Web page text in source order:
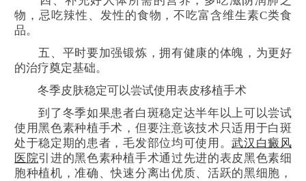
物，忌吃辣性、发性的食物，不吃富含维生素C类食
品。
五、平时要加强锻炼，拥有健康的体魄，为更好
的治疗奠定基础。
冬季皮肤稳定可以尝试使用表皮移植手术
到了冬季如果患者白斑稳定达半年以上可以尝试
使用黑色素种植手术，但要注意该技术只适用于白斑
处于稳定期的患者，毛发部位均可使用。武汉白癜风
医院引进的黑色素种植手术通过先进的表皮黑色素细
胞种植机，准确、快速分离出优质、活跃的黑细胞，